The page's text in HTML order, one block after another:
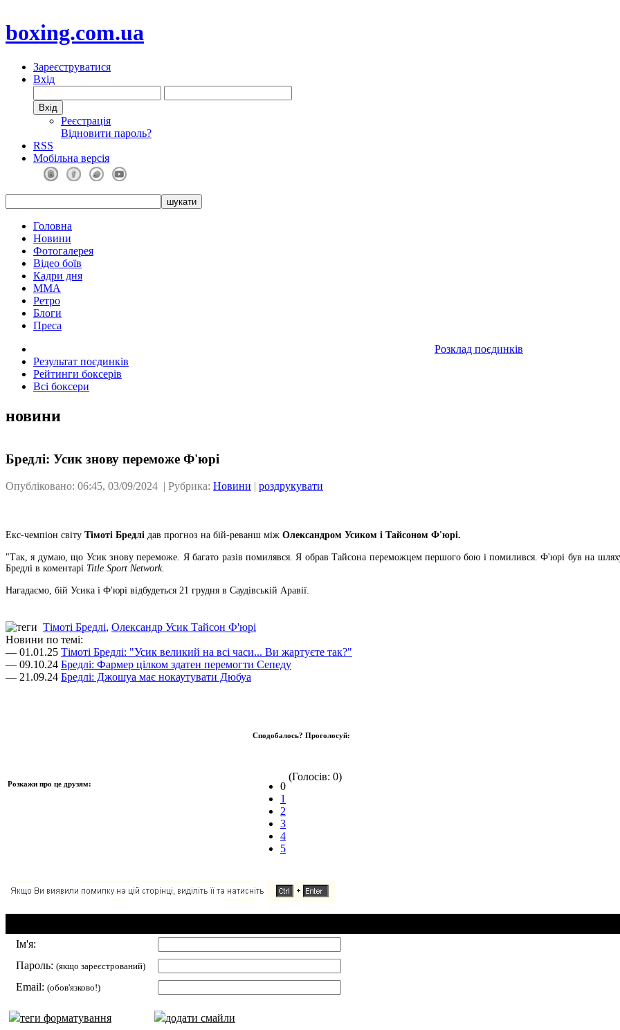
boxing.com.ua
Зареєструватися
Вхід
Реєстрація
Відновити пароль?
RSS
Мобільна версія
Головна
Новини
Фотогалерея
Відео боїв
Кадри дня
ММА
Ретро
Блоги
Преса
Розклад поєдинків
Результат поєдинків
Рейтинги боксерів
Всі боксери
новини
Бредлі: Усик знову переможе Ф'юрі
Опубліковано: 06:45, 03/09/2024 | Рубрика: Новини | роздрукувати
Екс-чемпіон світу Тімоті Бредлі дав прогноз на бій-реванш між Олександром Усиком і Тайсоном Ф'юрі.
"Так, я думаю, що Усик знову переможе. Я багато разів помилявся. Я обрав Тайсона переможцем першого бою і помилився. Ф'юрі був на
Бредлі в коментарі Title Sport Network.
Нагадаємо, бій Усика і Ф'юрі відбудеться 21 грудня в Саудівській Аравії.
Тімоті Бредлі, Олександр Усик Тайсон Ф'юрі
Новини по темі:
— 01.01.25 Тімоті Бредлі: "Усик великий на всі часи... Ви жартуєте так?"
— 09.10.24 Бредлі: Фармер цілком здатен перемогти Сепеду
— 21.09.24 Бредлі: Джошуа має нокаутувати Дюбуа
Розкажи про це друзям:
Сподобалось? Проголосуй:
0
1
2
3
4
5
(Голосів: 0)
Ім'я:
Пароль: (якщо зареєстрований)
Email: (обов'язково!)
теги форматування додати смайли